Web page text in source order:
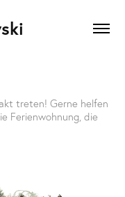
treten! Gerne helfen
Ferienwohnung, die